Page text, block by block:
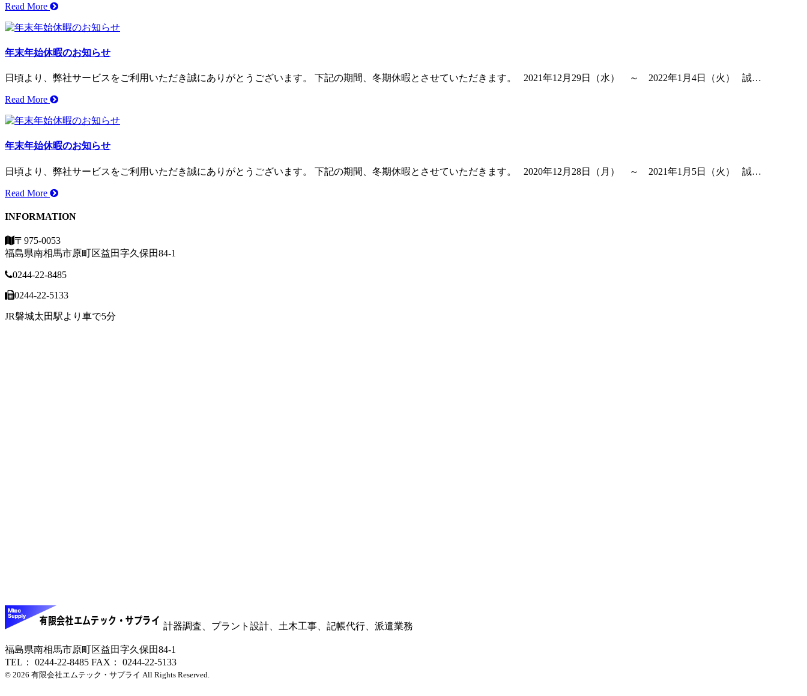
Read More
年末年始休暇のお知らせ
日頃より、弊社サービスをご利用いただき誠にありがとうございます。 下記の期間、冬期休暇とさせていただきます。 2021年12月29日（水） ～ 2022年1月4日（火） 誠…
Read More
年末年始休暇のお知らせ
日頃より、弊社サービスをご利用いただき誠にありがとうございます。 下記の期間、冬期休暇とさせていただきます。 2020年12月28日（月） ～ 2021年1月5日（火） 誠…
Read More
INFORMATION
〒975-0053
福島県南相馬市原町区益田字久保田84-1
0244-22-8485
0244-22-5133
JR磐城太田駅より車で5分
計器調査、プラント設計、土木工事、記帳代行、派遣業務
福島県南相馬市原町区益田字久保田84-1
TEL： 0244-22-8485 FAX： 0244-22-5133
© 2026 有限会社エムテック・サプライ All Rights Reserved.